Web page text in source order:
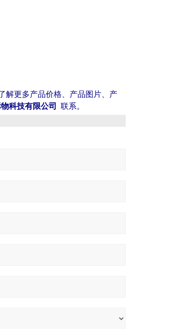
解更多产品价格、产品图片、产
科技有限公司 联系。